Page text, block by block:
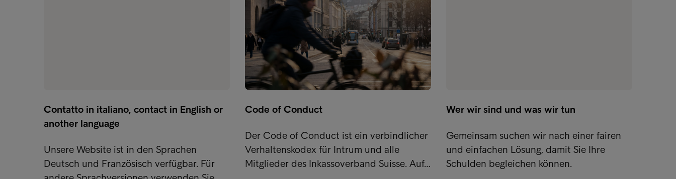
Contatto in italiano, contact in English or
another language
Unsere Website ist in den Sprachen
Deutsch und Französisch verfügbar. Für
Code of Conduct
Der Code of Conduct ist ein verbindlicher
Verhaltenskodex für Intrum und alle
Mitglieder des Inkassoverband Suisse. Auf…
Wer wir sind und was wir tun
Gemeinsam suchen wir nach einer fairen
und einfachen Lösung, damit Sie Ihre
Schulden begleichen können.